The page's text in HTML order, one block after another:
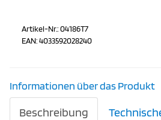
Artikel-Nr.: 04186T7
EAN: 4033592028240
Informationen über das Produkt
Beschreibung